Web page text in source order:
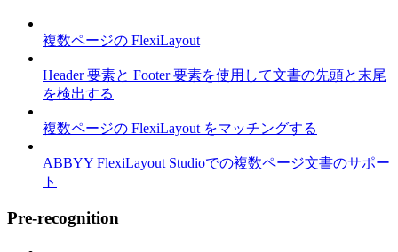
複数ページの FlexiLayout
Header 要素と Footer 要素を使用して文書の先頭と末尾
を検出する
複数ページの FlexiLayout をマッチングする
ABBYY FlexiLayout Studioでの複数ページ文書のサポー
ト
Pre-recognition